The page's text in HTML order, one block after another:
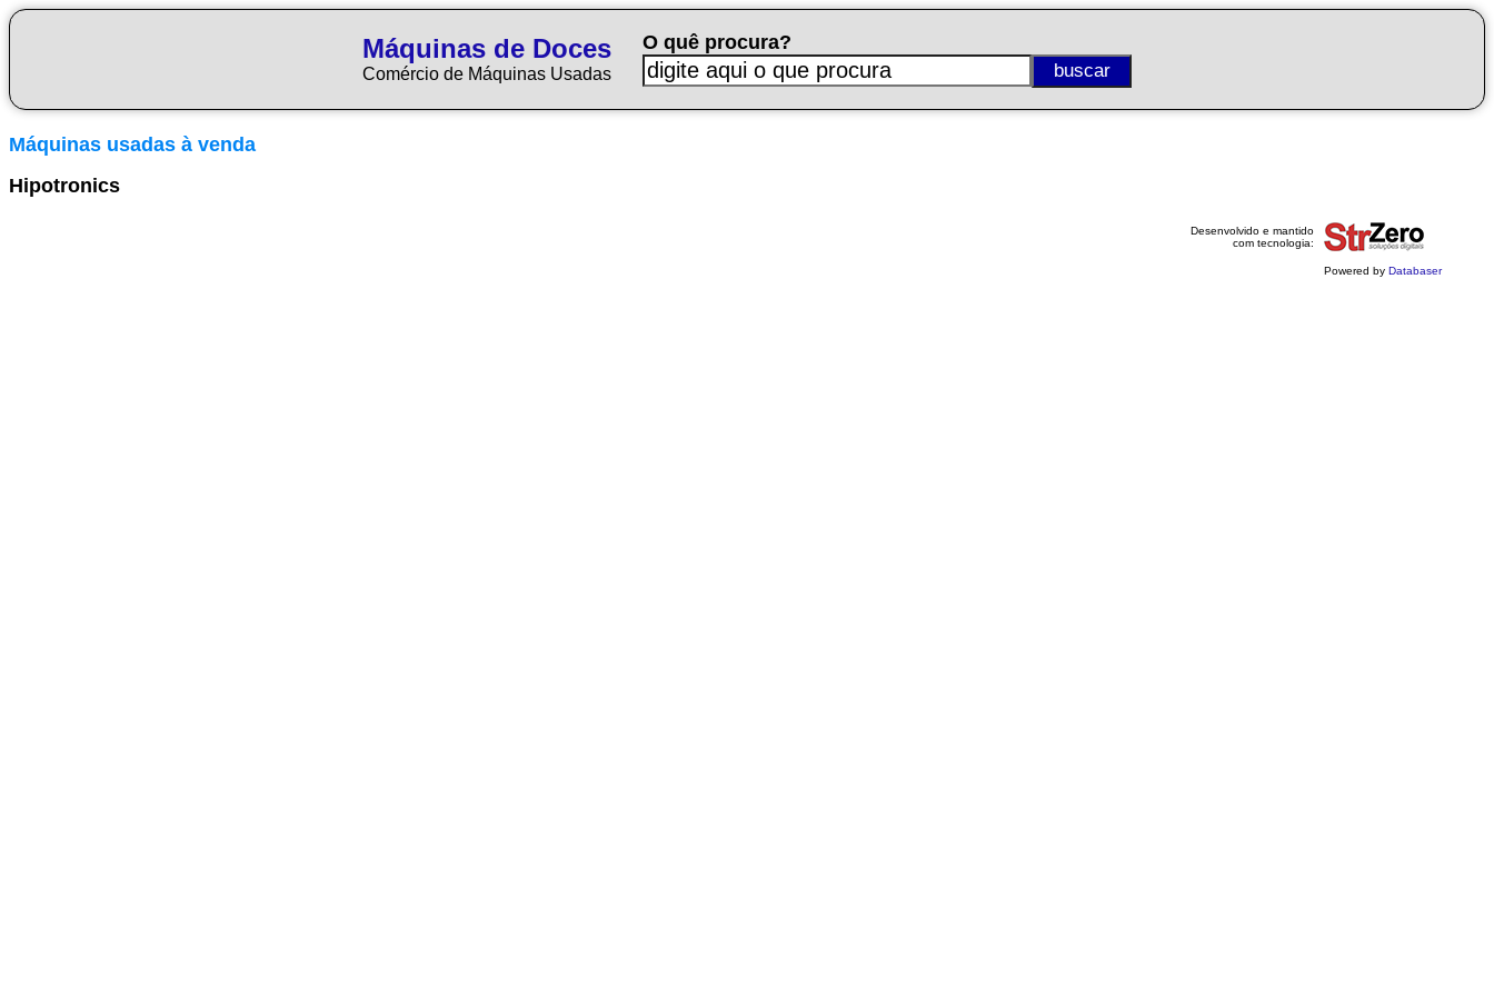
Máquinas de Doces
Comércio de Máquinas Usadas
O quê procura?
Máquinas usadas à venda
Hipotronics
Desenvolvido e mantido
com tecnologia:
Powered by Databaser